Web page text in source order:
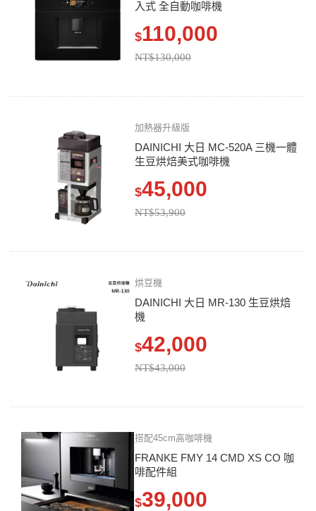
入式 全自動咖啡機
$110,000
NT$130,000
加熱器升級版
DAINICHI 大日 MC-520A 三機一體
生豆烘焙美式咖啡機
$45,000
NT$53,900
烘豆機
DAINICHI 大日 MR-130 生豆烘焙
機
$42,000
NT$43,000
搭配45cm高咖啡機
FRANKE FMY 14 CMD XS CO 咖
啡配件組
$39,000